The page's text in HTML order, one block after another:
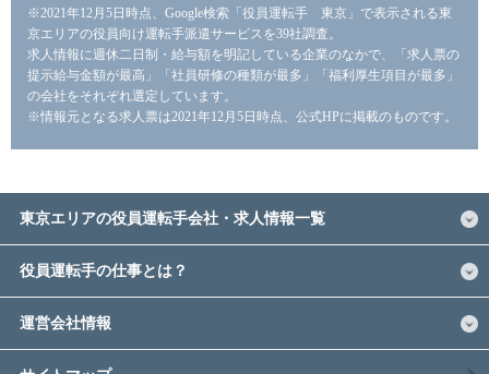
※2021年12月5日時点、Google検索「役員運転手 東京」で表示される東
京エリアの役員向け運転手派遣サービスを39社調査。
求人情報に週休二日制・給与額を明記している企業のなかで、「求人票の
提示給与金額が最高」「社員研修の種類が最多」「福利厚生項目が最多」
の会社をそれぞれ選定しています。
※情報元となる求人票は2021年12月5日時点、公式HPに掲載のものです。
東京エリアの役員運転手会社・求人情報一覧
役員運転手の仕事とは？
運営会社情報